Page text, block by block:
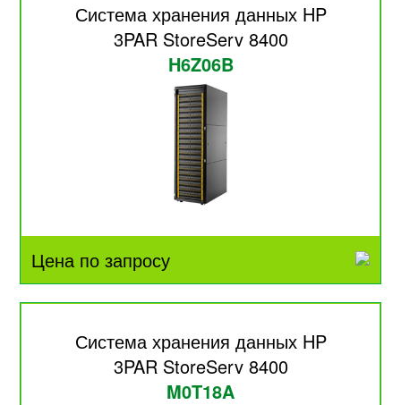
Система хранения данных HP
3PAR StoreServ 8400
H6Z06B
Цена по запросу
Система хранения данных HP
3PAR StoreServ 8400
M0T18A